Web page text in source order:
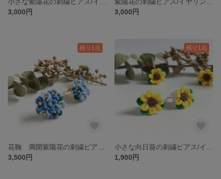
3,000円
3,000円
残り1点
3,500円
残り1点
1,900円